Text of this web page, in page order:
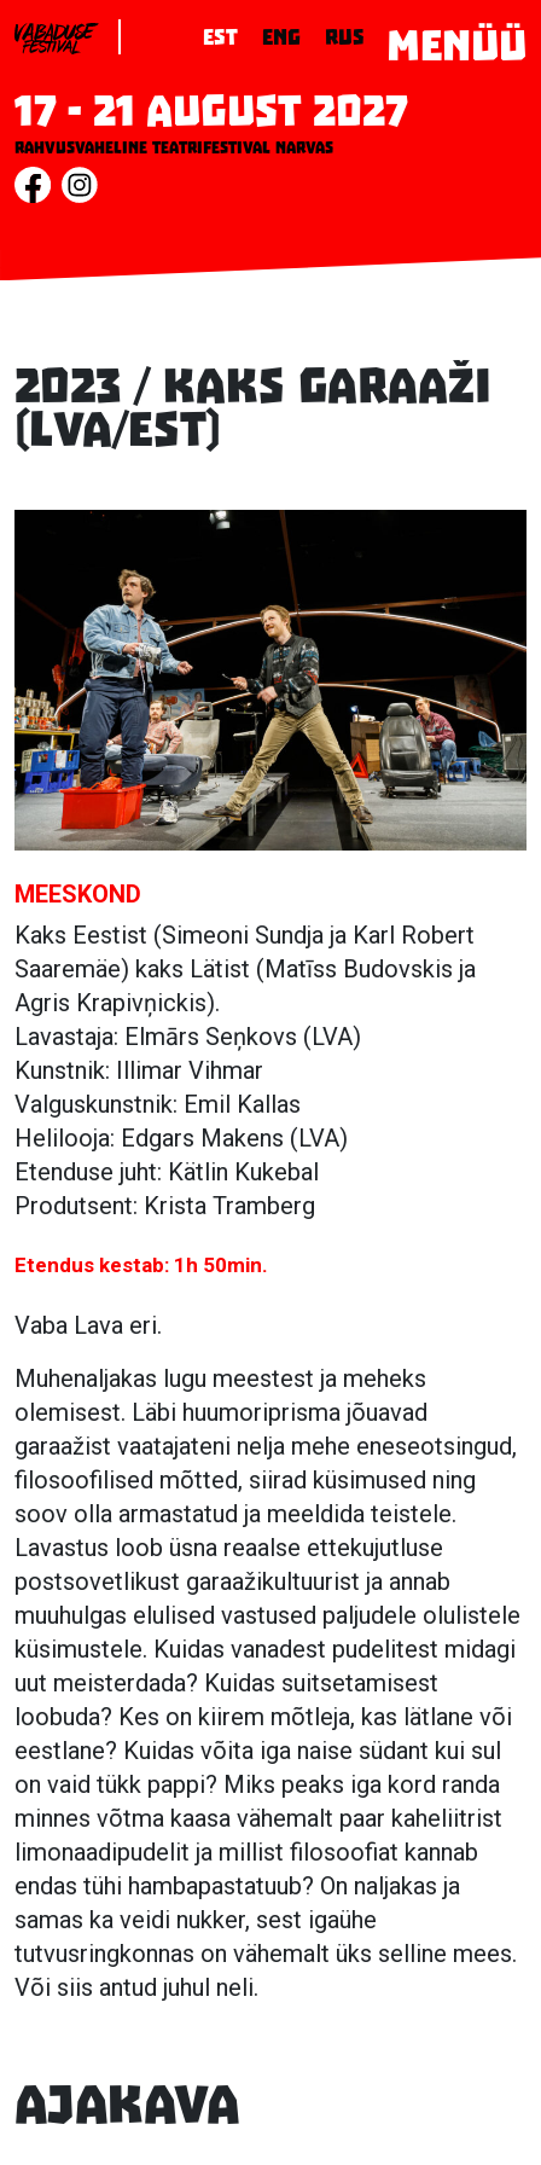
17 - 21 August 2027
Rahvusvaheline teatrifestival Narvas
EST ENG RUS MENÜÜ
2023 / Kaks Garaaži
(LVA/EST)
MEESKOND
Kaks Eestist (Simeoni Sundja ja Karl Robert
Saaremäe) kaks Lätist (Matīss Budovskis ja
Agris Krapivņickis).
Lavastaja: Elmārs Seņkovs (LVA)
Kunstnik: Illimar Vihmar
Valguskunstnik: Emil Kallas
Helilooja: Edgars Makens (LVA)
Etenduse juht: Kätlin Kukebal
Produtsent: Krista Tramberg
Etendus kestab: 1h 50min.
Vaba Lava eri.
Muhenaljakas lugu meestest ja meheks
olemisest. Läbi huumoriprisma jõuavad
garaažist vaatajateni nelja mehe eneseotsingud,
filosoofilised mõtted, siirad küsimused ning
soov olla armastatud ja meeldida teistele.
Lavastus loob üsna reaalse ettekujutluse
postsovetlikust garaažikultuurist ja annab
muuhulgas elulised vastused paljudele olulistele
küsimustele. Kuidas vanadest pudelitest midagi
uut meisterdada? Kuidas suitsetamisest
loobuda? Kes on kiirem mõtleja, kas lätlane või
eestlane? Kuidas võita iga naise südant kui sul
on vaid tükk pappi? Miks peaks iga kord randa
minnes võtma kaasa vähemalt paar kaheliitrist
limonaadipudelit ja millist filosoofiat kannab
endas tühi hambapastatuub? On naljakas ja
samas ka veidi nukker, sest igaühe
tutvusringkonnas on vähemalt üks selline mees.
Või siis antud juhul neli.
Ajakava